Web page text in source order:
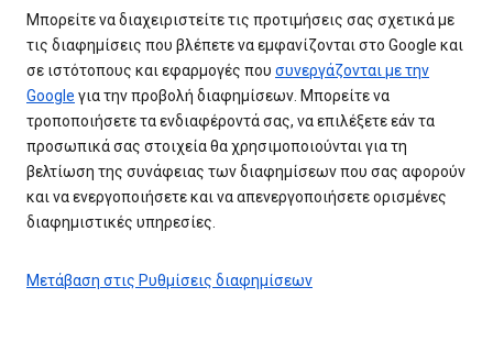
Μπορείτε να διαχειριστείτε τις προτιμήσεις σας σχετικά με
τις διαφημίσεις που βλέπετε να εμφανίζονται στο Google και
σε ιστότοπους και εφαρμογές που συνεργάζονται με την
Google για την προβολή διαφημίσεων. Μπορείτε να
τροποποιήσετε τα ενδιαφέροντά σας, να επιλέξετε εάν τα
προσωπικά σας στοιχεία θα χρησιμοποιούνται για τη
βελτίωση της συνάφειας των διαφημίσεων που σας αφορούν
και να ενεργοποιήσετε και να απενεργοποιήσετε ορισμένες
διαφημιστικές υπηρεσίες.
Μετάβαση στις Ρυθμίσεις διαφημίσεων